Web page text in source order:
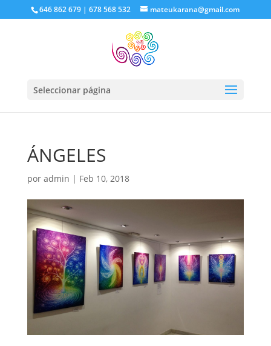
646 862 679 | 678 568 532 mateukarana@gmail.com
Seleccionar página
ÁNGELES
por admin | Feb 10, 2018